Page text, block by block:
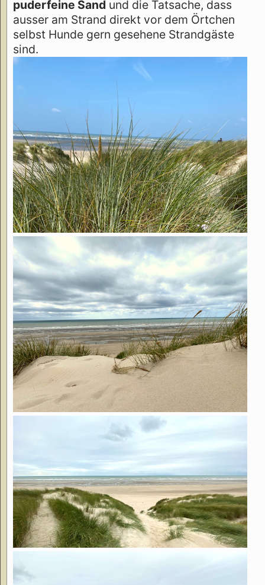
puderfeine Sand und die Tatsache, dass
ausser am Strand direkt vor dem Örtchen
selbst Hunde gern gesehene Strandgäste
sind.